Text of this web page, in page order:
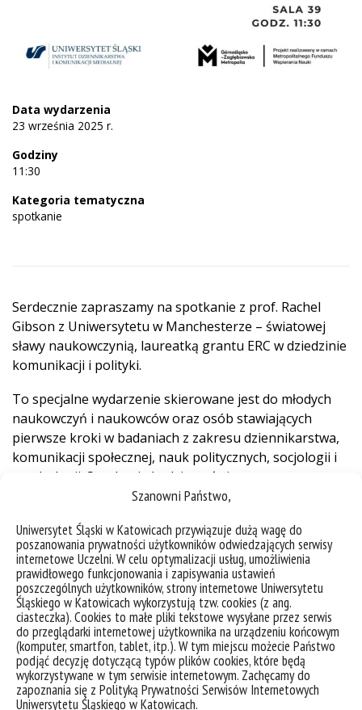
Szanowni Państwo,
Uniwersytet Śląski w Katowicach przywiązuje dużą wagę do
poszanowania prywatności użytkowników odwiedzających serwisy
internetowe Uczelni. W celu optymalizacji usług, umożliwienia
prawidłowego funkcjonowania i zapisywania ustawień
poszczególnych użytkowników, strony internetowe Uniwersytetu
Śląskiego w Katowicach wykorzystują tzw. cookies (z ang.
ciasteczka). Cookies to małe pliki tekstowe wysyłane przez serwis
do przeglądarki internetowej użytkownika na urządzeniu końcowym
(komputer, smartfon, tablet, itp.). W tym miejscu możecie Państwo
podjąć decyzję dotyczącą typów plików cookies, które będą
wykorzystywane w tym serwisie internetowym. Zachęcamy do
zapoznania się z Polityką Prywatności Serwisów Internetowych
Uniwersytetu Śląskiego w Katowicach.
Data wydarzenia
23 września 2025 r.
Godziny
11:30
Kategoria tematyczna
spotkanie
Serdecznie zapraszamy na spotkanie z prof. Rachel
Gibson z Uniwersytetu w Manchesterze – światowej
sławy naukowczynią, laureatką grantu ERC w dziedzinie
komunikacji i polityki.
To specjalne wydarzenie skierowane jest do młodych
naukowczyń i naukowców oraz osób stawiających
pierwsze kroki w badaniach z zakresu dziennikarstwa,
komunikacji społecznej, nauk politycznych, socjologii i
psychologii. Spotkanie będzie poświęcone
możliwościom, wyzwaniom i refleksjom dotyczącym
Jest to nie tylko okazja do wysłuchania wykładu, ale
także do aktywnego udziału – zachęcamy uczestników
do przygotowania z wyprzedzeniem pytań związanych z
rozwojem ich kariery akademickiej!
Spotkanie odbędzie się we wtorek 23 września o 11:30
na Wydziale Nauk Społecznych UŚ w Katowicach (ul.
Bankowa 11), w sali 39. Poprowadzi je dr hab. Karolina
Koc-Michalska, prof. UŚ.